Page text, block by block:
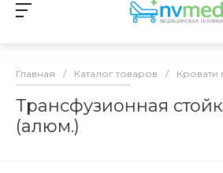
Главная / Каталог товаров / Кровати
Трансфузионная
(алюм.)